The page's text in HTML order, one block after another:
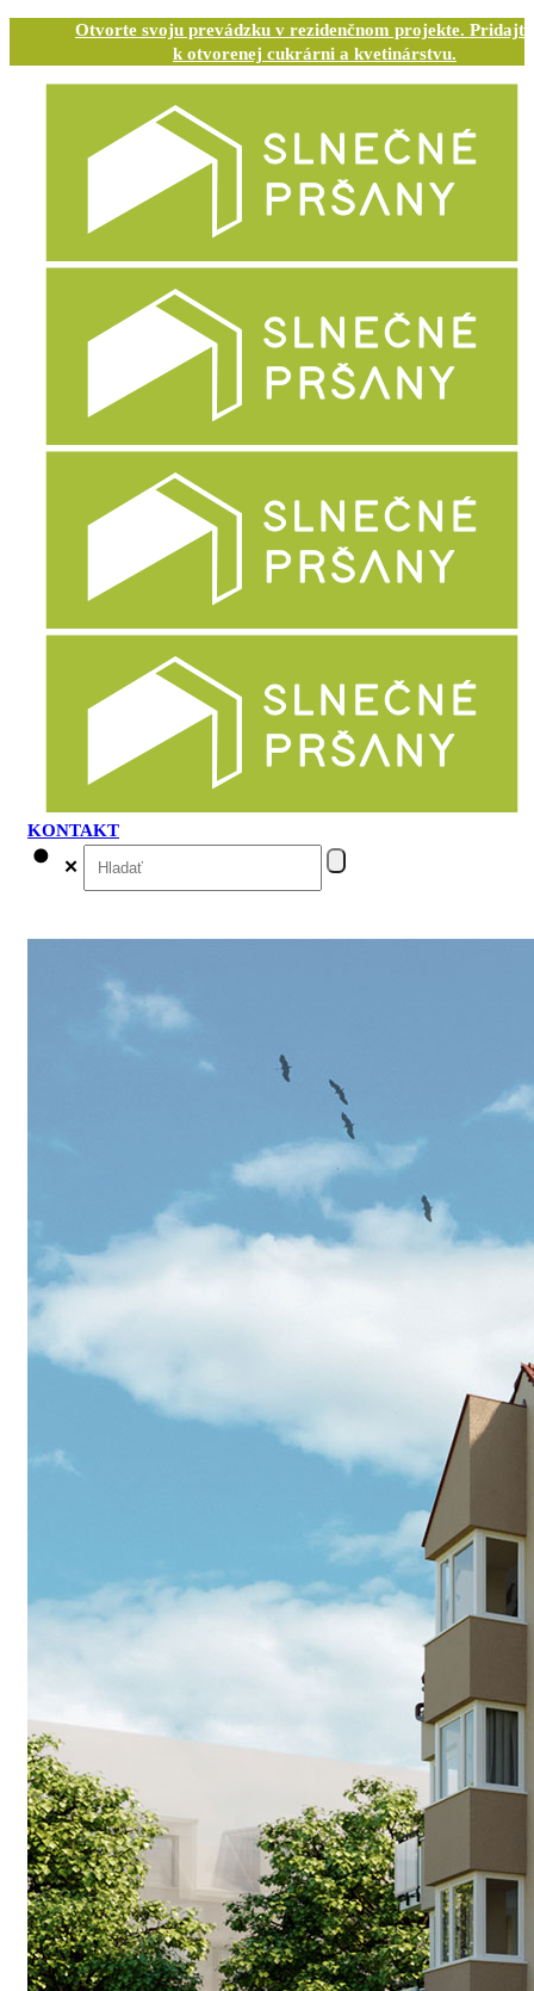
Otvorte svoju prevádzku v rezidenčnom projekte. Pridajte
k otvorenej cukrárni a kvetinárstvu.
KONTAKT
✕